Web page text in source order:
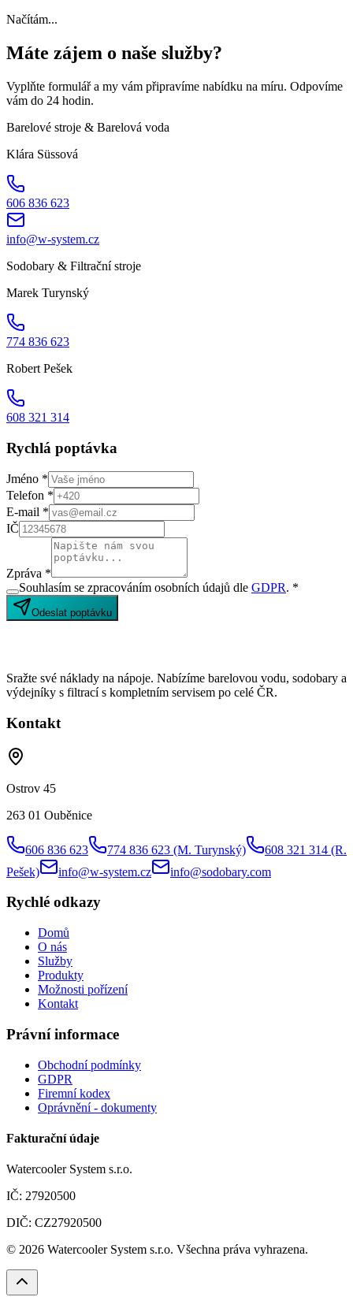
Načítám...
Máte zájem o naše služby?
Vyplňte formulář a my vám připravíme nabídku na míru. Odpovíme
vám do 24 hodin.
Barelové stroje & Barelová voda
Klára Süssová
606 836 623
info@w-system.cz
Sodobary & Filtrační stroje
Marek Turynský
774 836 623
Robert Pešek
608 321 314
Rychlá poptávka
Jméno *
Telefon *
E-mail *
IČ
Zpráva *
Souhlasím se zpracováním osobních údajů dle GDPR. *
Odeslat poptávku
Sražte své náklady na nápoje. Nabízíme barelovou vodu, sodobary a
výdejníky s filtrací s kompletním servisem po celé ČR.
Kontakt
Ostrov 45
263 01 Ouběnice
606 836 623 774 836 623 (M. Turynský) 608 321 314 (R.
Pešek)
info@w-system.cz info@sodobary.com
Rychlé odkazy
Domů
O nás
Služby
Produkty
Možnosti pořízení
Kontakt
Právní informace
Obchodní podmínky
GDPR
Firemní kodex
Oprávnění - dokumenty
Fakturační údaje
Watercooler System s.r.o.
IČ: 27920500
DIČ: CZ27920500
© 2026 Watercooler System s.r.o. Všechna práva vyhrazena.